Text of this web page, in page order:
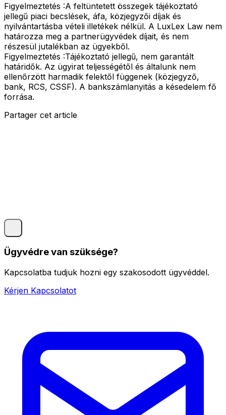
Figyelmeztetés :A feltüntetett összegek tájékoztató
jellegű piaci becslések, áfa, közjegyzői díjak és
nyilvántartásba vételi illetékek nélkül. A LuxLex Law nem
határozza meg a partnerügyvédek díjait, és nem
részesül jutalékban az ügyekből.
Figyelmeztetés :Tájékoztató jellegű, nem garantált
határidők. Az ügyirat teljességétől és általunk nem
ellenőrzött harmadik felektől függenek (közjegyző,
bank, RCS, CSSF). A bankszámlanyitás a késedelem fő
forrása.
Partager cet article
Ügyvédre van szüksége?
Kapcsolatba tudjuk hozni egy szakosodott ügyvéddel.
Kérjen Kapcsolatot